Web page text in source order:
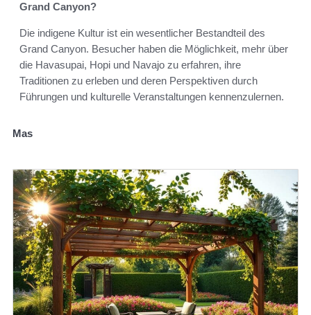
Grand Canyon?
Die indigene Kultur ist ein wesentlicher Bestandteil des
Grand Canyon. Besucher haben die Möglichkeit, mehr über
die Havasupai, Hopi und Navajo zu erfahren, ihre
Traditionen zu erleben und deren Perspektiven durch
Führungen und kulturelle Veranstaltungen kennenzulernen.
Mas